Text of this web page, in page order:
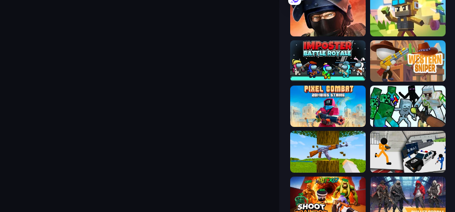
Bullet Force Pixel Shooter
Imposter Battle Royale Western Sniper
Pixel Combat: Zombies Strike
Mine Shooter 3D Stickman Prison: Counter Assault